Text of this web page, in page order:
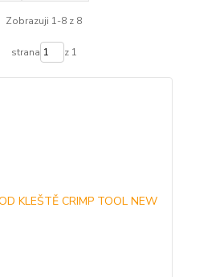
Zobrazuji 1-8 z 8
strana z 1